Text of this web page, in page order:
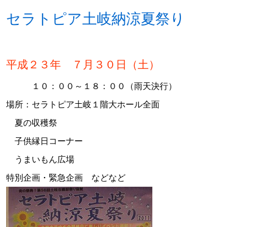
セラトピア土岐納涼夏祭り
平成２３年 ７月３０日（土）
１０：００～１８：００（雨天決行）
場所：セラトピア土岐１階大ホール全面
夏の収穫祭
子供縁日コーナー
うまいもん広場
特別企画・緊急企画 などなど